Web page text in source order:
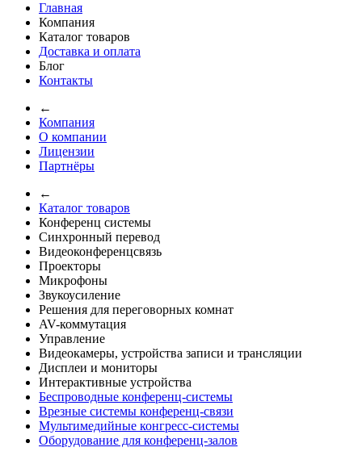
Главная
Компания
Каталог товаров
Доставка и оплата
Блог
Контакты
←
Компания
О компании
Лицензии
Партнёры
←
Каталог товаров
Конференц системы
Синхронный перевод
Видеоконференцсвязь
Проекторы
Микрофоны
Звукоусиление
Решения для переговорных комнат
AV-коммутация
Управление
Видеокамеры, устройства записи и трансляции
Дисплеи и мониторы
Интерактивные устройства
Беспроводные конференц-системы
Врезные системы конференц-связи
Мультимедийные конгресс-системы
Оборудование для конференц-залов